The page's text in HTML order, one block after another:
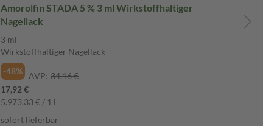
Amorolfin STADA 5 % 3 ml Wirkstoffhaltiger
Nagellack
3 ml
Wirkstoffhaltiger Nagellack
-48%
AVP: 34,16 €
17,92 €
5.973,33 € / 1 l
sofort lieferbar